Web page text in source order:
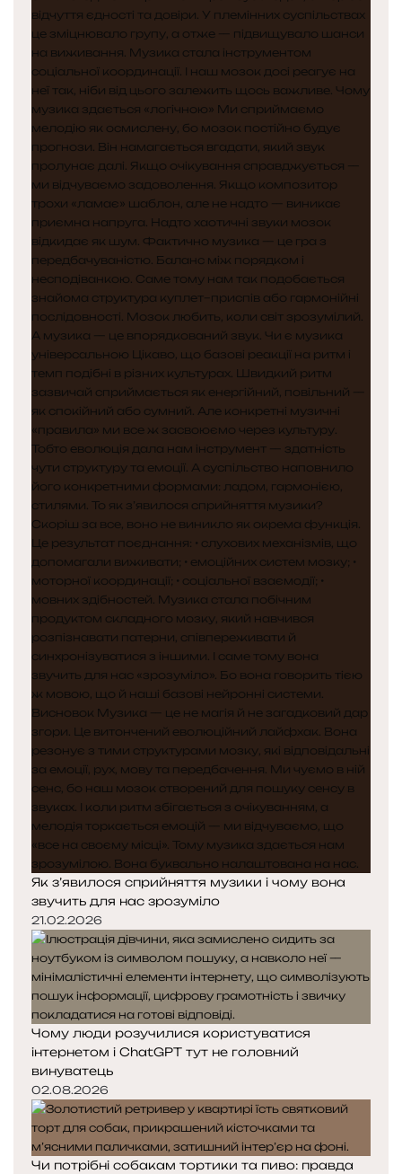
Як з’явилося сприйняття музики і чому вона
звучить для нас зрозуміло
21.02.2026
Чому люди розучилися користуватися
інтернетом і ChatGPT тут не головний
винуватець
02.08.2026
Чи потрібні собакам тортики та пиво: правда